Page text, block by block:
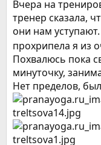
Вчера на
тренер сказала,
они нам
прохрипела я из
Похвалюсь пока
минуточку,
Нет пределов,